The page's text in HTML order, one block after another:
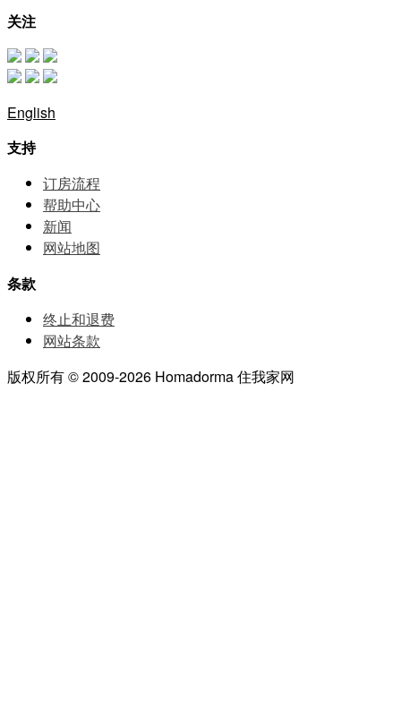
关注
English
支持
订房流程
帮助中⼼
新闻
网站地图
条款
终止和退费
网站条款
版权所有 © 2009-2026 Homadorma 住我家网